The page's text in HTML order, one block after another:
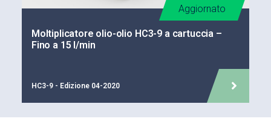
Moltiplicatore olio-olio HC3-9 a cartuccia –
Fino a 15 l/min
Aggiornato
HC3-9 - Edizione 04-2020